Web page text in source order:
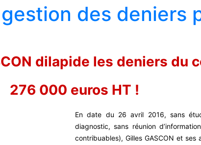
des deniers
dilapide les deniers du
276 000 euros HT !
En date du 26 avril 2016, sans
diagnostic, sans réunion
contribuables), Gilles GASCON et